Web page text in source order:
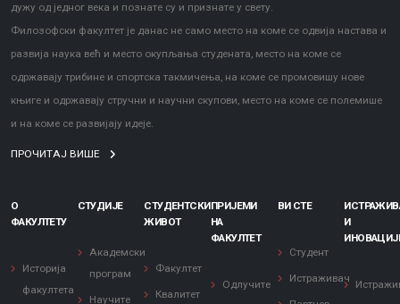
дужу од једног века и познате су и признате у свету.
Филозофски факултет је данас не само место на коме се одвија настава и
развија наука већ и место окупљања студената, место на коме се
одржавају трибине и спортска такмичења, на коме се промовишу нове
књиге и одржавају стручни и научни скупови, место на коме се полемише
и на коме се развијају идеје.
ПРОЧИТАЈ ВИШЕ
О
ФАКУЛТЕТУ
Историја
факултета
СТУДИЈЕ
Академски
програм
Научите
СТУДЕНТСКИ
ЖИВОТ
Факултет
Квалитет
ПРИЈЕМИ
НА
ФАКУЛТЕТ
Одлучите
ВИ СТЕ
Студент
Истраживач
И